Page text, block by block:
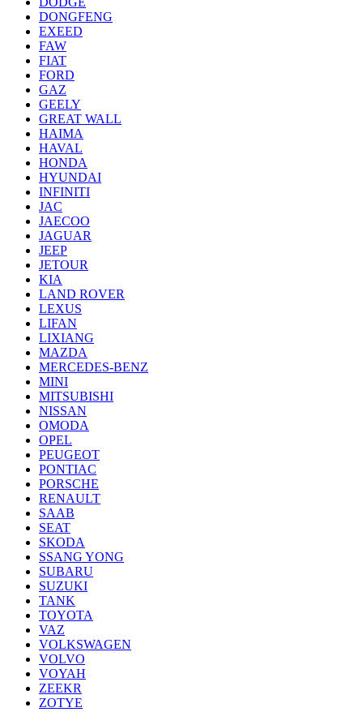
DONGFENG
EXEED
FAW
FIAT
FORD
GAZ
GEELY
GREAT WALL
HAIMA
HAVAL
HONDA
HYUNDAI
INFINITI
JAC
JAECOO
JAGUAR
JEEP
JETOUR
KIA
LAND ROVER
LEXUS
LIFAN
LIXIANG
MAZDA
MERCEDES-BENZ
MINI
MITSUBISHI
NISSAN
OMODA
OPEL
PEUGEOT
PONTIAC
PORSCHE
RENAULT
SAAB
SEAT
SKODA
SSANG YONG
SUBARU
SUZUKI
TANK
TOYOTA
VAZ
VOLKSWAGEN
VOLVO
VOYAH
ZEEKR
ZOTYE